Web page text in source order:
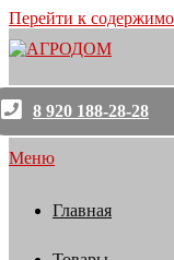
Перейти к
8 920 188-28-28
Меню
Главная